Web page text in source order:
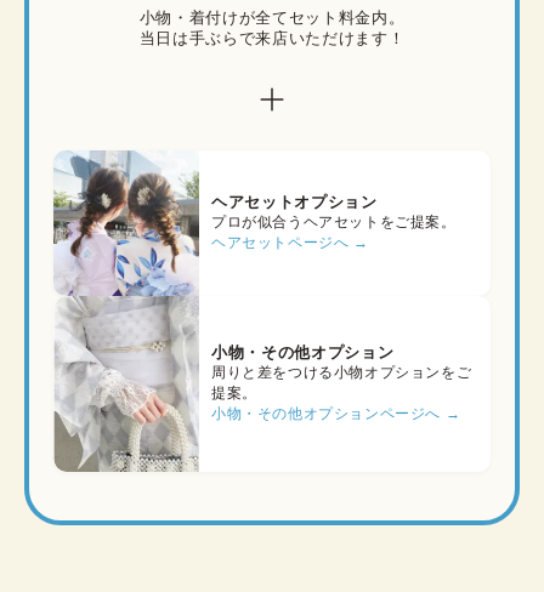
小物・着付けが全てセット料金内。
当日は手ぶらで来店いただけます！
ヘアセットオプション
プロが似合うヘアセットをご提案。
ヘアセットページへ →
小物・その他オプション
周りと差をつける小物オプションをご
提案。
小物・その他オプションページへ →